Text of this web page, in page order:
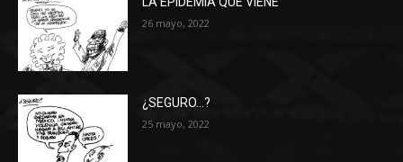
26 mayo, 2022
¿SEGURO…?
25 mayo, 2022